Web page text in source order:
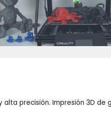
precisión. Impresión 3D de